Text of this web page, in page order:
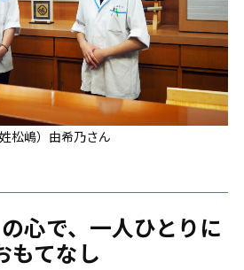
松嶋）由希乃さん
の心で、一人ひとりに
もてなし